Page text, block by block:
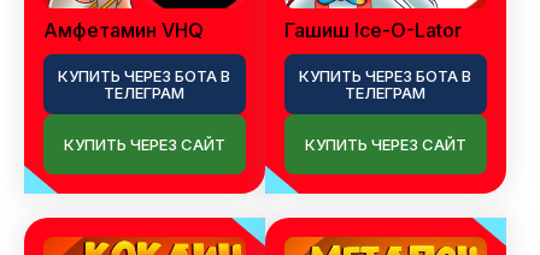
Амфетамин VHQ
КУПИТЬ ЧЕРЕЗ БОТА В
ТЕЛЕГРАМ
КУПИТЬ ЧЕРЕЗ САЙТ
Гашиш Ice-O-Lator
КУПИТЬ ЧЕРЕЗ БОТА В
ТЕЛЕГРАМ
КУПИТЬ ЧЕРЕЗ САЙТ